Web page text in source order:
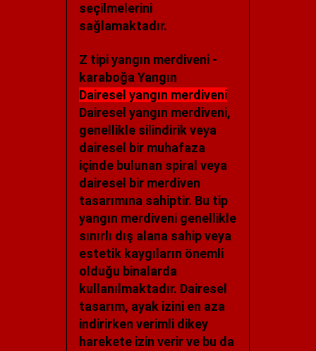
seçilmelerini
sağlamaktadır.
Z tipi yangın merdiveni -
karaboğa Yangın
Dairesel yangın merdiveni
Dairesel yangın merdiveni,
genellikle silindirik veya
dairesel bir muhafaza
içinde bulunan spiral veya
dairesel bir merdiven
tasarımına sahiptir. Bu tip
yangın merdiveni genellikle
sınırlı dış alana sahip veya
estetik kaygıların önemli
olduğu binalarda
kullanılmaktadır. Dairesel
tasarım, ayak izini en aza
indirirken verimli dikey
harekete izin verir ve bu da